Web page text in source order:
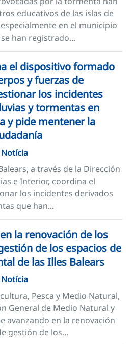
educativos de las islas de
en el municipio
han registrado...
el dispositivo formado
y fuerzas de
los incidentes
y tormentas en
y pide mentener la
Notícia
a través de la Dirección
e Interior, coordina el
los incidentes derivados
que han...
la renovación de los
de los espacios de
de las Illes Balears
Notícia
Pesca y Medio Natural,
General de Medio Natural y
avanzando en la renovación
gestión de los...